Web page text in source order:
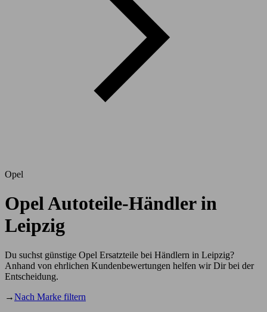
Opel
Opel Autoteile-Händler in
Leipzig
Du suchst günstige Opel Ersatzteile bei Händlern in Leipzig?
Anhand von ehrlichen Kundenbewertungen helfen wir Dir bei der
Entscheidung.
→Nach Marke filtern